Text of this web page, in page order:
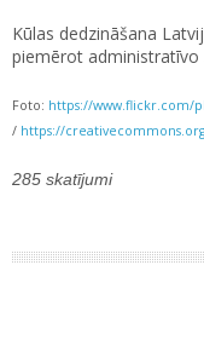
Kūlas dedzināšana
piemērot administratīvo
Foto: https://www.flickr.com/
/ https://
285 skatījumi